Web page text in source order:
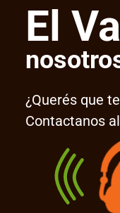
El
¿Querés que
Contactanos